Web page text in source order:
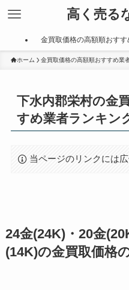
高く売る
金買取価格の高額順おすす
ホーム 金買取価格の高額順おすすめ業
下水内郡栄村の金
すめ業者ランキン
当ページのリンクには
24金(24K)・20金
(14K)の金買取価格